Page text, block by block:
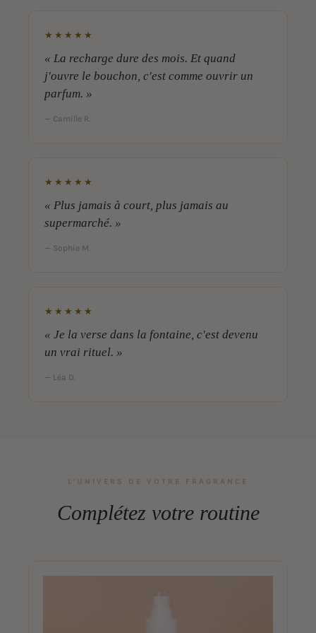
★★★★★
« La recharge dure des mois. Et quand
j'ouvre le bouchon, c'est comme ouvrir un
parfum. »
— Camille R.
★★★★★
« Plus jamais à court, plus jamais au
supermarché. »
— Sophie M.
★★★★★
« Je la verse dans la fontaine, c'est devenu
un vrai rituel. »
— Léa D.
L'UNIVERS DE VOTRE FRAGRANCE
Complétez votre routine